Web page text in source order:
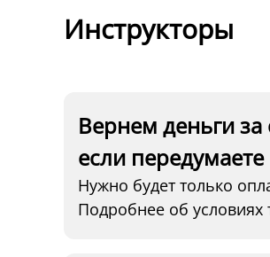
Инструкторы
Вернем деньги
если передумаете
Нужно будет только
Подробнее об условиях